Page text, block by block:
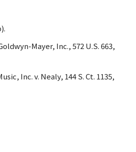
Mayer, Inc., 572 U.S. 663,
Inc. v. Nealy, 144 S. Ct. 1135,